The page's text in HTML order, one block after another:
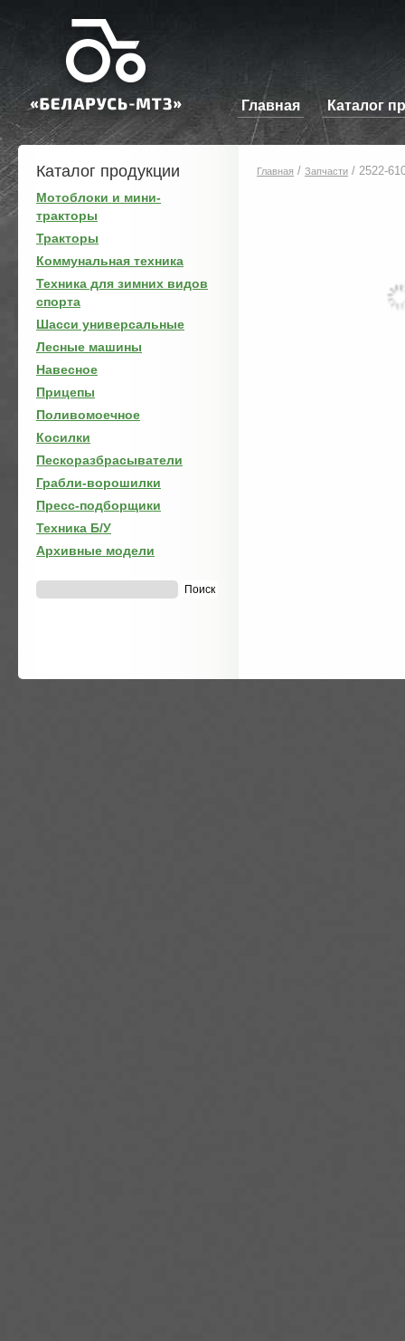
Главная Каталог
Каталог продукции
Мотоблоки и мини-
тракторы
Тракторы
Коммунальная техника
Техника для зимних видов
спорта
Шасси универсальные
Лесные машины
Навесное
Прицепы
Поливомоечное
Косилки
Пескоразбрасыватели
Грабли-ворошилки
Пресс-подборщики
Техника Б/У
Архивные модели
Главная / Запчасти / 2522-